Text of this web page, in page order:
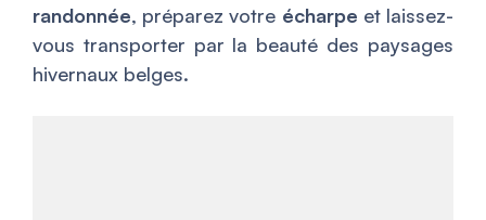
randonnée, préparez votre écharpe et laissez-
vous transporter par la beauté des paysages
hivernaux belges.